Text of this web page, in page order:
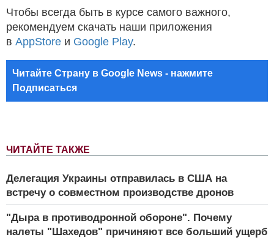
ЧИТАЙТЕ ТАКЖЕ
Делегация Украины отправилась в США на
встречу о совместном производстве дронов
"Дыра в противодронной обороне". Почему
налеты "Шахедов" причиняют все больший ущерб
Чтобы всегда быть в курсе самого важного,
рекомендуем скачать наши приложения
в AppStore и Google Play.
Читайте Страну в Google News - нажмите
Подписаться